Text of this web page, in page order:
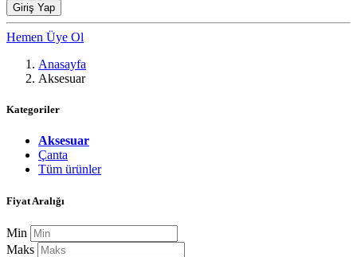
Giriş Yap
Hemen Üye Ol
Anasayfa
Aksesuar
Kategoriler
Aksesuar
Çanta
Tüm ürünler
Fiyat Aralığı
Min
Maks